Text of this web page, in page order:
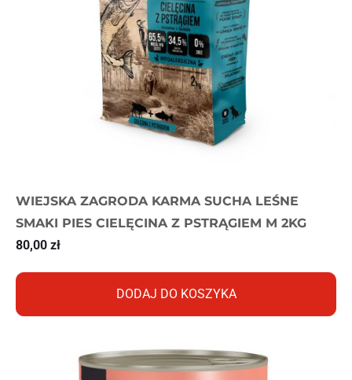
WIEJSKA ZAGRODA KARMA SUCHA LEŚNE
SMAKI PIES CIELĘCINA Z PSTRĄGIEM M 2KG
80,00 zł
DODAJ DO KOSZYKA